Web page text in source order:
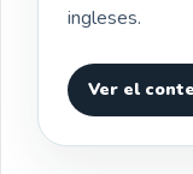
ingleses.
Ver el